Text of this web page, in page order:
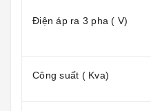
Điện áp ra 3 pha ( V)
Công suất ( Kva)